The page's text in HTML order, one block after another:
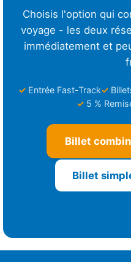
Choisis l'option qui
voyage - les deux
immédiatement et
Entrée Fast-Track
5 %
Billet
Billet